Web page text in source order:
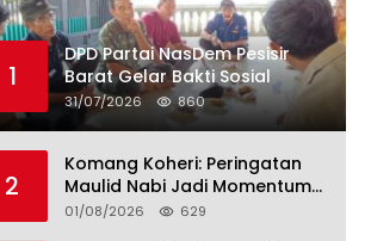
1
DPD Partai NasDem Pesisir
Barat Gelar Bakti Sosial
31/07/2026 860
2
Komang Koheri: Peringatan
Maulid Nabi Jadi Momentum
Perkuat Ukhuwah Umat di
01/08/2026 629